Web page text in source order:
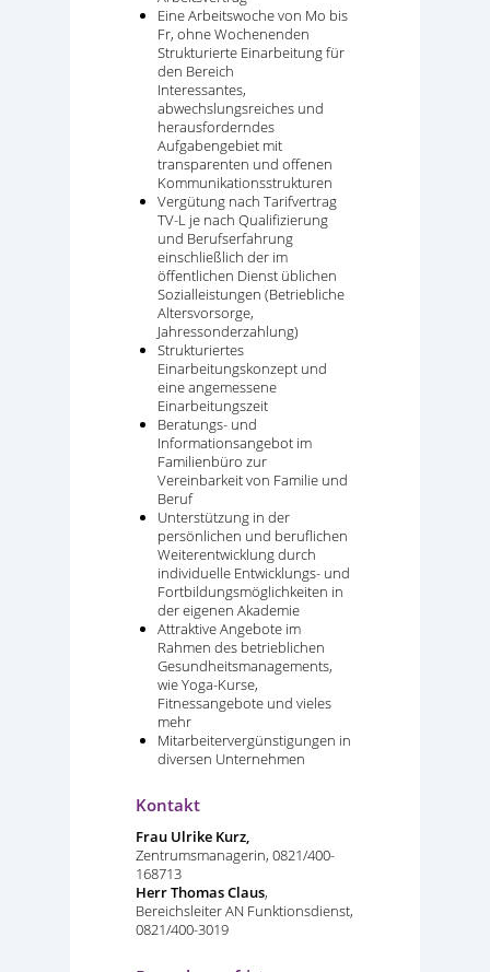
Eine Arbeitswoche von Mo bis
Fr, ohne Wochenenden
Strukturierte Einarbeitung für
den Bereich
Interessantes,
abwechslungsreiches und
herausforderndes
Aufgabengebiet mit
transparenten und offenen
Kommunikationsstrukturen
Vergütung nach Tarifvertrag
TV-L je nach Qualifizierung
und Berufserfahrung
einschließlich der im
öffentlichen Dienst üblichen
Sozialleistungen (Betriebliche
Altersvorsorge,
Jahressonderzahlung)
Strukturiertes
Einarbeitungskonzept und
eine angemessene
Einarbeitungszeit
Beratungs- und
Informationsangebot im
Familienbüro zur
Vereinbarkeit von Familie und
Beruf
Unterstützung in der
persönlichen und beruflichen
Weiterentwicklung durch
individuelle Entwicklungs- und
Fortbildungsmöglichkeiten in
der eigenen Akademie
Attraktive Angebote im
Rahmen des betrieblichen
Gesundheitsmanagements,
wie Yoga-Kurse,
Fitnessangebote und vieles
mehr
Mitarbeitervergünstigungen in
diversen Unternehmen
Kontakt
Frau Ulrike Kurz,
Zentrumsmanagerin, 0821/400-
168713
Herr Thomas Claus,
Bereichsleiter AN Funktionsdienst,
0821/400-3019